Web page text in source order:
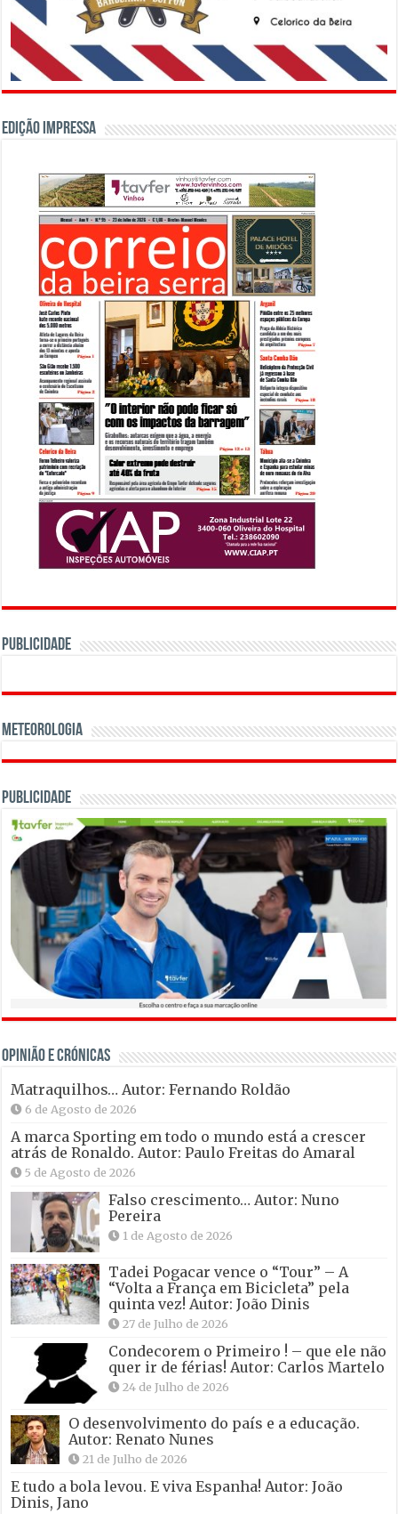
Edição Impressa
PUBLICIDADE
Meteorologia
Publicidade
OPINIÃO E CRÓNICAS
Matraquilhos… Autor: Fernando Roldão
6 de Agosto de 2026
A marca Sporting em todo o mundo está a crescer
atrás de Ronaldo. Autor: Paulo Freitas do Amaral
5 de Agosto de 2026
Falso crescimento… Autor: Nuno
Pereira
1 de Agosto de 2026
Tadei Pogacar vence o “Tour” – A
“Volta a França em Bicicleta” pela
quinta vez! Autor: João Dinis
27 de Julho de 2026
Condecorem o Primeiro ! – que ele não
quer ir de férias! Autor: Carlos Martelo
24 de Julho de 2026
O desenvolvimento do país e a educação.
Autor: Renato Nunes
21 de Julho de 2026
E tudo a bola levou. E viva Espanha! Autor: João
Dinis, Jano